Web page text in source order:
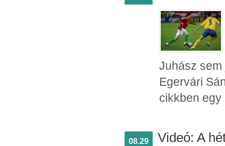
Juhász
Egervári
cikkben egy
08.29 Videó: A